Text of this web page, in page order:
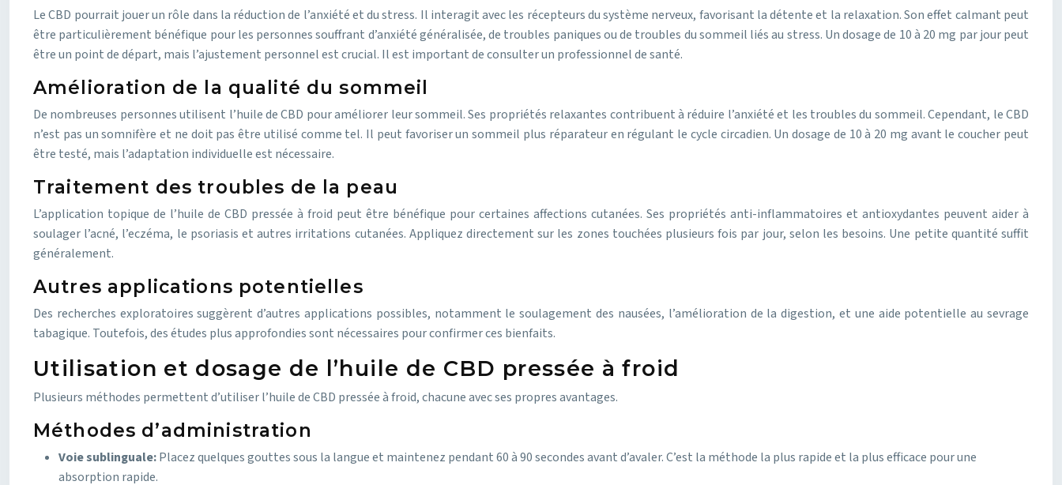
Le CBD pourrait jouer un rôle dans la réduction de l’anxiété et du stress. Il interagit avec les récepteurs du système nerveux, favorisant la détente et la relaxation. Son effet calmant peut
être particulièrement bénéfique pour les personnes souffrant d’anxiété généralisée, de troubles paniques ou de troubles du sommeil liés au stress. Un dosage de 10 à 20 mg par jour peut
être un point de départ, mais l’ajustement personnel est crucial. Il est important de consulter un professionnel de santé.
Amélioration de la qualité du sommeil
De nombreuses personnes utilisent l’huile de CBD pour améliorer leur sommeil. Ses propriétés relaxantes contribuent à réduire l’anxiété et les troubles du sommeil. Cependant, le CBD
n’est pas un somnifère et ne doit pas être utilisé comme tel. Il peut favoriser un sommeil plus réparateur en régulant le cycle circadien. Un dosage de 10 à 20 mg avant le coucher peut
être testé, mais l’adaptation individuelle est nécessaire.
Traitement des troubles de la peau
L’application topique de l’huile de CBD pressée à froid peut être bénéfique pour certaines affections cutanées. Ses propriétés anti-inflammatoires et antioxydantes peuvent aider à
soulager l’acné, l’eczéma, le psoriasis et autres irritations cutanées. Appliquez directement sur les zones touchées plusieurs fois par jour, selon les besoins. Une petite quantité suffit
généralement.
Autres applications potentielles
Des recherches exploratoires suggèrent d’autres applications possibles, notamment le soulagement des nausées, l’amélioration de la digestion, et une aide potentielle au sevrage
tabagique. Toutefois, des études plus approfondies sont nécessaires pour confirmer ces bienfaits.
Utilisation et dosage de l’huile de CBD pressée à froid
Plusieurs méthodes permettent d’utiliser l’huile de CBD pressée à froid, chacune avec ses propres avantages.
Méthodes d’administration
Voie sublinguale:Placez quelques gouttes sous la langue et maintenez pendant 60 à 90 secondes avant d’avaler. C’est la méthode la plus rapide et la plus efficace pour une
absorption rapide.